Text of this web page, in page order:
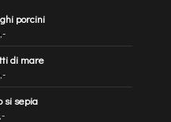
porcini
di mare
si sepia